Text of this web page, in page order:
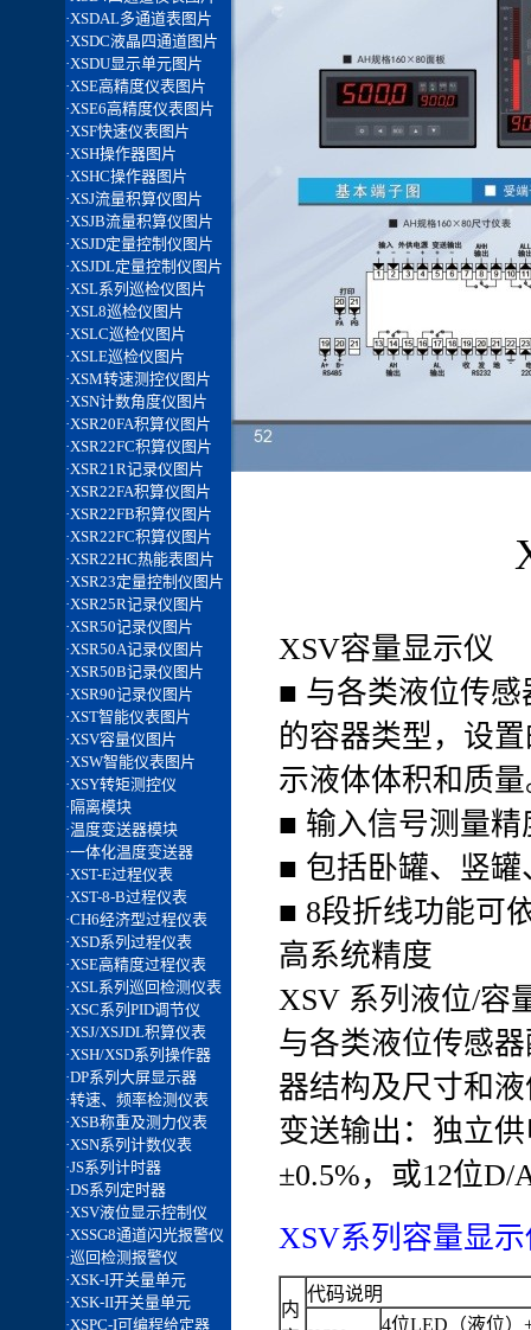
XSV容量显示仪
■ 与各类液位传
的容器类型，设
示液体体积和质
■ 输入信号测量
■ 包括卧罐、竖
■ 8段折线功能可
高系统精度
XSV 系列液位/容
与各类液位传感
器结构及尺寸和
变送输出：独立
±0.5%，或12位D/
XSV系列容量显
内
代码说明
4位LED（液位）